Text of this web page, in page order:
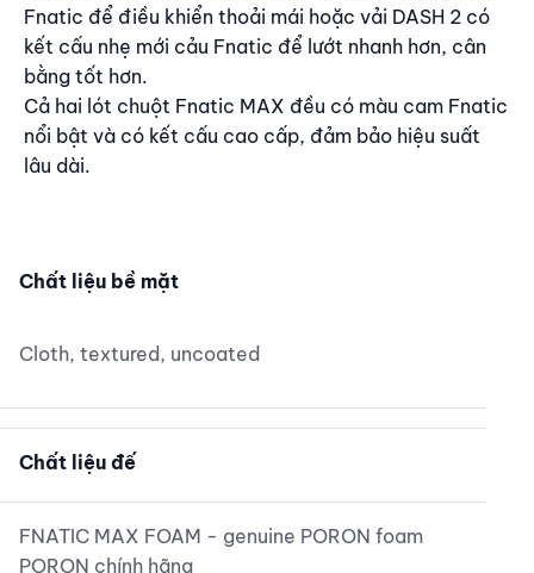
Fnatic để điều khiển thoải mái hoặc vải DASH 2 có
kết cấu nhẹ mới cảu Fnatic để lướt nhanh hơn, cân
bằng tốt hơn.
Cả hai lót chuột Fnatic MAX đều có màu cam Fnatic
nổi bật và có kết cấu cao cấp, đảm bảo hiệu suất
lâu dài.
Chất liệu bề mặt
Cloth, textured, uncoated
Chất liệu đế
FNATIC MAX FOAM - genuine PORON foam
PORON chính hãng